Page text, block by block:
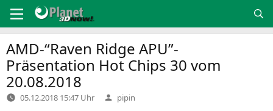
Inhalt
springen
AMD-“Raven Ridge APU”-
Präsentation Hot Chips 30 vom
20.08.2018
05.12.2018 15:47 Uhr Verfasst
von
pipin